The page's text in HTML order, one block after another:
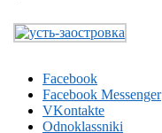
Facebook
Facebook Messenger
VKontakte
Odnoklassniki